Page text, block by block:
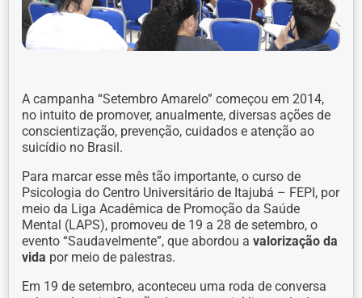
A campanha “Setembro Amarelo” começou em 2014,
no intuito de promover, anualmente, diversas ações de
conscientização, prevenção, cuidados e atenção ao
suicídio no Brasil.
Para marcar esse mês tão importante, o curso de
Psicologia do Centro Universitário de Itajubá – FEPI, por
meio da Liga Acadêmica de Promoção da Saúde
Mental (LAPS), promoveu de 19 a 28 de setembro, o
evento “Saudavelmente”, que abordou a valorização da
vida por meio de palestras.
Em 19 de setembro, aconteceu uma roda de conversa